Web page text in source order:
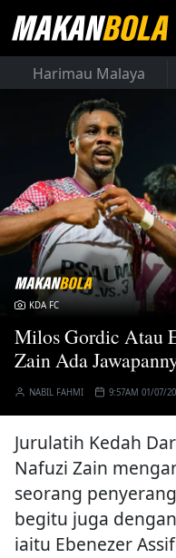
Harimau Malaya
KDA FC
Milos Gordic Atau
Zain Ada
NABIL FAHMI 9:57AM 01/07/
Jurulatih Kedah
Nafuzi Zain
seorang
begitu juga
iaitu Ebenezer